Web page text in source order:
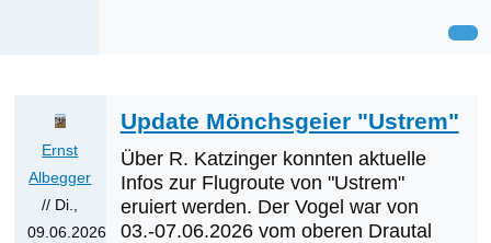
Ernst
Albegger
// Di.,
09.06.2026
Update Mönchsgeier "Ustrem"
Über R. Katzinger konnten aktuelle
Infos zur Flugroute von "Ustrem"
eruiert werden. Der Vogel war von
03.-07.06.2026 vom oberen Drautal